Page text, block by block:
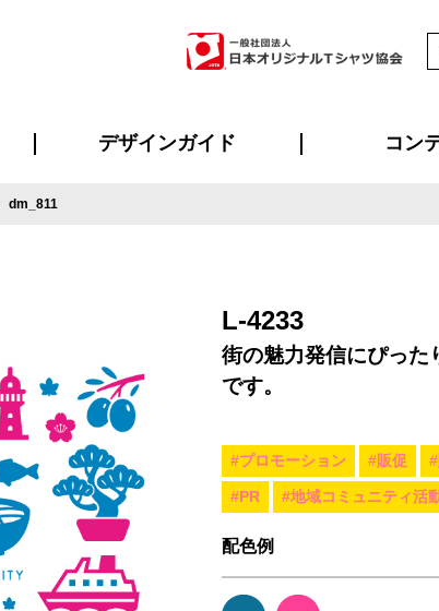
デザインガイド コン
dm_811
L-4233
街の魅力発信にぴった
です。
#プロモーション #販促
#PR #地域コミュニティ活
配色例